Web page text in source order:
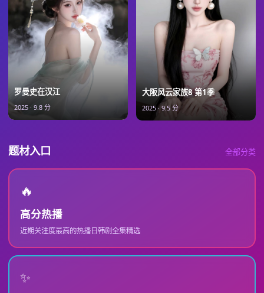
罗曼史在汉江
2025 · 9.8 分
大阪风云家族8 第1季
2025· 9.5分
题材入口 全部分类
🔥
高分热播
近期关注度最高的热播日韩剧全集精选
✨